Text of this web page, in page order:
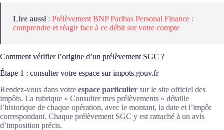
Lire aussi : Prélèvement BNP Paribas Personal Finance :
comprendre et réagir face à ce débit sur votre compte
Comment vérifier l’origine d’un prélèvement SGC ?
Étape 1 : consulter votre espace sur impots.gouv.fr
Rendez-vous dans votre espace particulier sur le site officiel des
impôts. La rubrique « Consulter mes prélèvements » détaille
l’historique de chaque opération, avec le montant, la date et l’impôt
correspondant. Chaque prélèvement SGC y est rattaché à un avis
d’imposition précis.